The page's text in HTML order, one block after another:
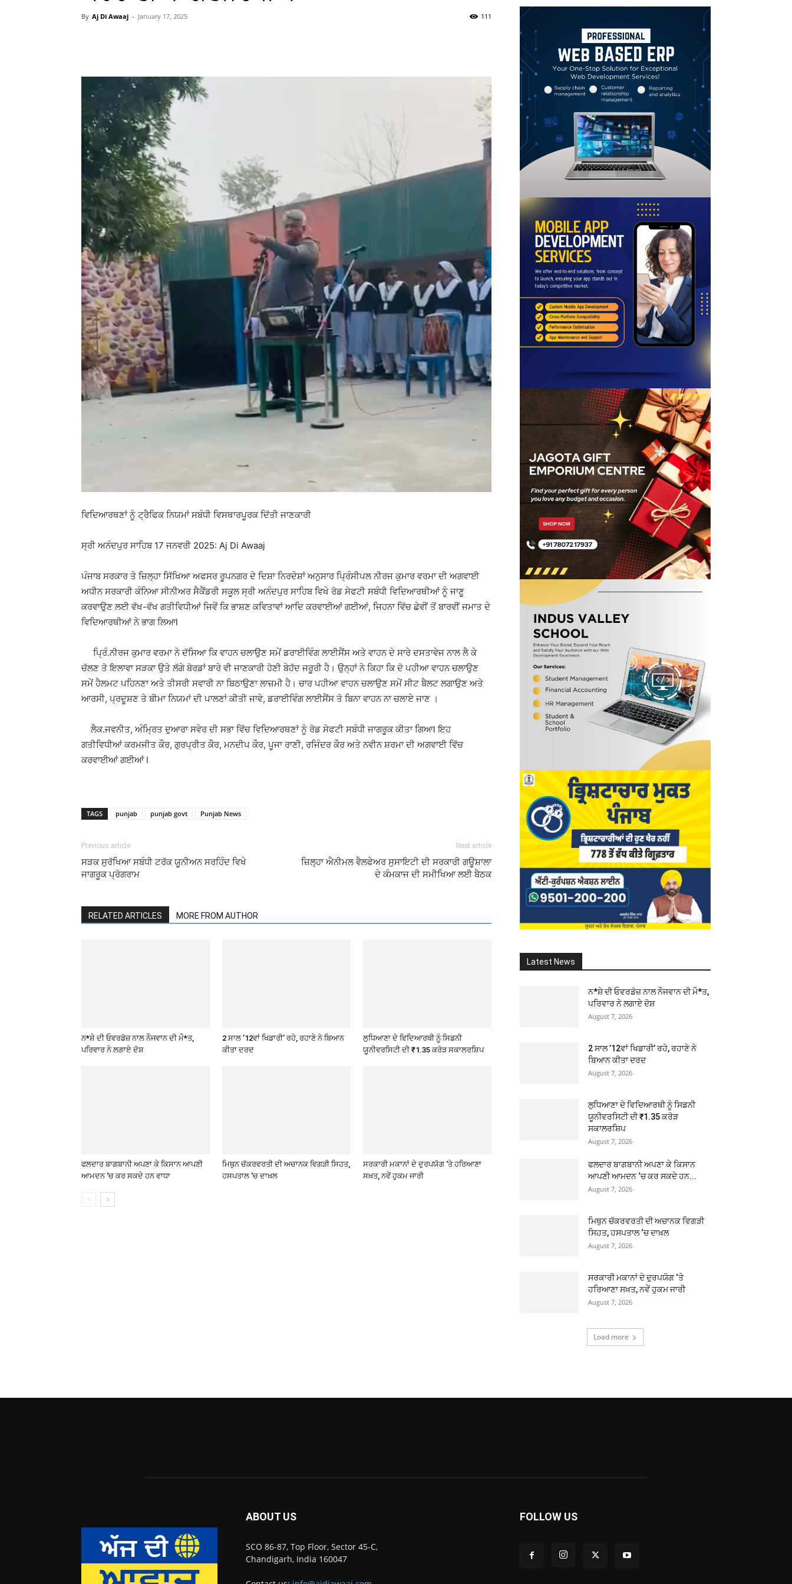
By Aj Di Awaaj - January 17, 2025 111
Email Print
ਵਿਦਿਆਰਥਣਾਂ ਨੂੰ ਟ੍ਰੈਫਿਕ ਨਿਯਮਾਂ ਸਬੰਧੀ ਵਿਸਥਾਰਪੂਰਕ ਦਿੱਤੀ ਜਾਣਕਾਰੀ
ਸ੍ਰੀ ਅਨੰਦਪੁਰ ਸਾਹਿਬ 17 ਜਨਵਰੀ 2025: Aj Di Awaaj
ਪੰਜਾਬ ਸਰਕਾਰ ਤੇ ਜ਼ਿਲ੍ਹਾ ਸਿੱਖਿਆ ਅਫਸਰ ਰੂਪਨਗਰ ਦੇ ਦਿਸ਼ਾ ਨਿਰਦੇਸ਼ਾਂ ਅਨੁਸਾਰ ਪ੍ਰਿੰਸੀਪਲ ਨੀਰਜ ਕੁਮਾਰ ਵਰਮਾ ਦੀ ਅਗਵਾਈ
ਅਧੀਨ ਸਰਕਾਰੀ ਕੰਨਿਆ ਸੀਨੀਅਰ ਸੈਕੈਂਡਰੀ ਸਕੂਲ ਸ੍ਰੀ ਅਨੰਦਪੁਰ ਸਾਹਿਬ ਵਿਖੇ ਰੋਡ ਸੇਫਟੀ ਸਬੰਧੀ ਵਿਦਿਆਰਥੀਆਂ ਨੂੰ ਜਾਣੂ
ਕਰਵਾਉਣ ਲਈ ਵੱਖ-ਵੱਖ ਗਤੀਵਿਧੀਆਂ ਜਿਵੇਂ ਕਿ ਭਾਸ਼ਣ ਕਵਿਤਾਵਾਂ ਆਦਿ ਕਰਵਾਈਆਂ ਗਈਆਂ, ਜਿਹਨਾ ਵਿੱਚ ਛੇਵੀਂ ਤੋਂ ਬਾਰਵੀਂ ਜਮਾਤ ਦੇ
ਵਿਦਿਆਰਥੀਆਂ ਨੇ ਭਾਗ ਲਿਆl
ਪ੍ਰਿੰ.ਨੀਰਜ ਕੁਮਾਰ ਵਰਮਾ ਨੇ ਦੱਸਿਆ ਕਿ ਵਾਹਨ ਚਲਾਉਣ ਸਮੇਂ ਡਰਾਈਵਿੰਗ ਲਾਈਸੈਂਸ ਅਤੇ ਵਾਹਨ ਦੇ ਸਾਰੇ ਦਸਤਾਵੇਜ ਨਾਲ ਲੈ ਕੇ
ਚੱਲਣ ਤੋ ਇਲਾਵਾ ਸੜਕਾ ਉਤੇ ਲੱਗੇ ਬੋਰਡਾਂ ਬਾਰੇ ਵੀ ਜਾਣਕਾਰੀ ਹੋਣੀ ਬੇਹੱਦ ਜਰੂਰੀ ਹੈ। ਉਨ੍ਹਾਂ ਨੇ ਕਿਹਾ ਕਿ ਦੋ ਪਹੀਆ ਵਾਹਨ ਚਲਾਉਣ
ਸਮੇਂ ਹੈਲਮਟ ਪਹਿਨਣਾ ਅਤੇ ਤੀਸਰੀ ਸਵਾਰੀ ਨਾ ਬਿਠਾਉਣਾ ਲਾਜ਼ਮੀ ਹੈ। ਚਾਰ ਪਹੀਆ ਵਾਹਨ ਚਲਾਉਣ ਸਮੇਂ ਸੀਟ ਬੈਲਟ ਲਗਾਉਣ ਅਤੇ
ਆਰਸੀ, ਪ੍ਰਦੂਸ਼ਣ ਤੇ ਬੀਮਾ ਨਿਯਮਾਂ ਦੀ ਪਾਲਣਾਂ ਕੀਤੀ ਜਾਵੇ, ਡਰਾਈਵਿੰਗ ਲਾਈਸੈਂਸ ਤੋ ਬਿਨਾ ਵਾਹਨ ਨਾ ਚਲਾਏ ਜਾਣ ।
ਲੈਕ.ਜਵਨੀਤ, ਅੰਮ੍ਰਿਤ ਦੁਆਰਾ ਸਵੇਰ ਦੀ ਸਭਾ ਵਿੱਚ ਵਿਦਿਆਰਥਣਾਂ ਨੂੰ ਰੋਡ ਸੇਫਟੀ ਸਬੰਧੀ ਜਾਗਰੂਕ ਕੀਤਾ ਗਿਆl ਇਹ
ਗਤੀਵਿਧੀਆਂ ਕਰਮਜੀਤ ਕੌਰ, ਗੁਰਪ੍ਰੀਤ ਕੌਰ, ਮਨਦੀਪ ਕੌਰ, ਪੂਜਾ ਰਾਣੀ, ਰਜਿੰਦਰ ਕੌਰ ਅਤੇ ਨਵੀਨ ਸ਼ਰਮਾ ਦੀ ਅਗਵਾਈ ਵਿੱਚ
ਕਰਵਾਈਆਂ ਗਈਆਂ l
TAGS punjab punjab govt Punjab News
Previous article
ਸੜਕ ਸੁਰੱਖਿਆ ਸਬੰਧੀ ਟਰੱਕ ਯੂਨੀਅਨ ਸਰਹਿੰਦ ਵਿਖੇ
ਜਾਗਰੂਕ ਪ੍ਰੋਗਰਾਮ
Next article
ਜ਼ਿਲ੍ਹਾ ਐਨੀਮਲ ਵੈਲਫੇਅਰ ਸੁਸਾਇਟੀ ਦੀ ਸਰਕਾਰੀ ਗਊਸ਼ਾਲਾ
ਦੇ ਕੰਮਕਾਜ ਦੀ ਸਮੀਖਿਆ ਲਈ ਬੈਠਕ
RELATED ARTICLES MORE FROM AUTHOR
ਨ*ਸ਼ੇ ਦੀ ਓਵਰਡੋਜ਼ ਨਾਲ ਨੌਜਵਾਨ ਦੀ ਮੌ*ਤ,
ਪਰਿਵਾਰ ਨੇ ਲਗਾਏ ਦੋਸ਼
2 ਸਾਲ ’12ਵਾਂ ਖਿਡਾਰੀ’ ਰਹੇ, ਰਹਾਣੇ ਨੇ ਬਿਆਨ
ਕੀਤਾ ਦਰਦ
ਲੁਧਿਆਣਾ ਦੇ ਵਿਦਿਆਰਥੀ ਨੂੰ ਸਿਡਨੀ
ਯੂਨੀਵਰਸਿਟੀ ਦੀ ₹1.35 ਕਰੋੜ ਸਕਾਲਰਸ਼ਿਪ
ਫਲਦਾਰ ਬਾਗਬਾਨੀ ਅਪਣਾ ਕੇ ਕਿਸਾਨ ਆਪਣੀ
ਆਮਦਨ ‘ਚ ਕਰ ਸਕਦੇ ਹਨ ਵਾਧਾ
ਮਿਥੁਨ ਚੱਕਰਵਰਤੀ ਦੀ ਅਚਾਨਕ ਵਿਗੜੀ ਸਿਹਤ,
ਹਸਪਤਾਲ ‘ਚ ਦਾਖ਼ਲ
ਸਰਕਾਰੀ ਮਕਾਨਾਂ ਦੇ ਦੁਰਪਯੋਗ ‘ਤੇ ਹਰਿਆਣਾ
ਸਖ਼ਤ, ਨਵੇਂ ਹੁਕਮ ਜਾਰੀ
Latest News
ਨ*ਸ਼ੇ ਦੀ ਓਵਰਡੋਜ਼ ਨਾਲ ਨੌਜਵਾਨ ਦੀ ਮੌ*ਤ,
ਪਰਿਵਾਰ ਨੇ ਲਗਾਏ ਦੋਸ਼
August 7, 2026
2 ਸਾਲ ’12ਵਾਂ ਖਿਡਾਰੀ’ ਰਹੇ, ਰਹਾਣੇ ਨੇ
ਬਿਆਨ ਕੀਤਾ ਦਰਦ
August 7, 2026
ਲੁਧਿਆਣਾ ਦੇ ਵਿਦਿਆਰਥੀ ਨੂੰ ਸਿਡਨੀ
ਯੂਨੀਵਰਸਿਟੀ ਦੀ ₹1.35 ਕਰੋੜ
ਸਕਾਲਰਸ਼ਿਪ
August 7, 2026
ਫਲਦਾਰ ਬਾਗਬਾਨੀ ਅਪਣਾ ਕੇ ਕਿਸਾਨ
ਆਪਣੀ ਆਮਦਨ ‘ਚ ਕਰ ਸਕਦੇ ਹਨ...
August 7, 2026
ਮਿਥੁਨ ਚੱਕਰਵਰਤੀ ਦੀ ਅਚਾਨਕ ਵਿਗੜੀ
ਸਿਹਤ, ਹਸਪਤਾਲ ‘ਚ ਦਾਖ਼ਲ
August 7, 2026
ਸਰਕਾਰੀ ਮਕਾਨਾਂ ਦੇ ਦੁਰਪਯੋਗ ‘ਤੇ
ਹਰਿਆਣਾ ਸਖ਼ਤ, ਨਵੇਂ ਹੁਕਮ ਜਾਰੀ
August 7, 2026
Load more
ABOUT US
SCO 86-87, Top Floor, Sector 45-C,
Chandigarh, India 160047
FOLLOW US